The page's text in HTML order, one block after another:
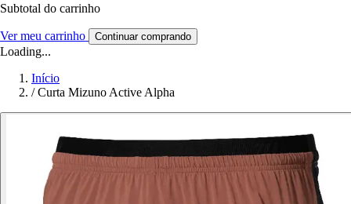
Subtotal do carrinho
Ver meu carrinho Continuar comprando
Loading...
Início
/ Curta Mizuno Active Alpha